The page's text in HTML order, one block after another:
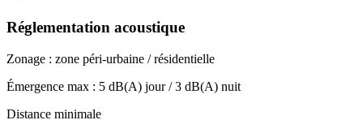
Réglementation acoustique
Zonage : zone péri-urbaine / résidentielle
Émergence max : 5 dB(A) jour /3 dB(A) nuit
Distance minimale